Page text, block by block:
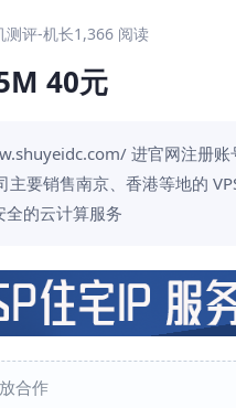
测评-机长1,366 阅读
40元
进官网注册
要销售南京、香港等地的
的云计算服务
合作